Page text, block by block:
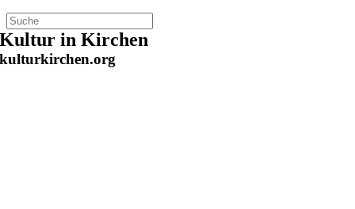
Zum
Inhalt
springen
Kultur in Kirchen
kulturkirchen.org